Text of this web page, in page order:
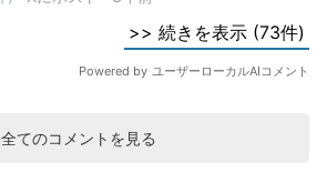
全てのコメントを見る